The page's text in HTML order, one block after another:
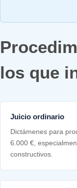
los que
Juicio ordinario
Dictámenes para
6.000 €,
constructivos.